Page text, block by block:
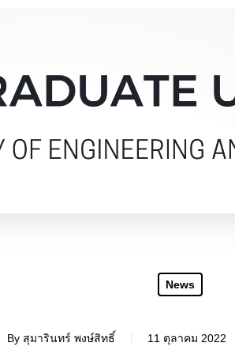
News
By สุมารินทร์ พงษ์สิทธิ์ 11 ตุลาคม 2022